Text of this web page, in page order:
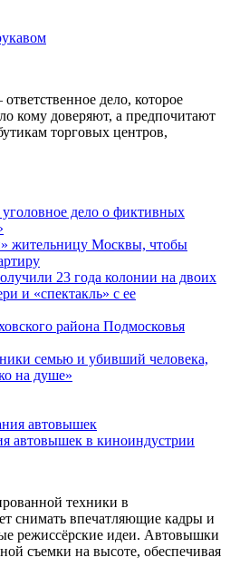
дело, которое
кому доверяют, а предпочитают
торговых центров,
дело о фиктивных
жительницу Москвы, чтобы
23 года колонии на двоих
и «спектакль» с ее
района Подмосковья
семью и убивший человека,
на душе»
автовышек в киноиндустрии
техники в
снимать впечатляющие кадры и
режиссёрские идеи. Автовышки
съемки на высоте, обеспечивая